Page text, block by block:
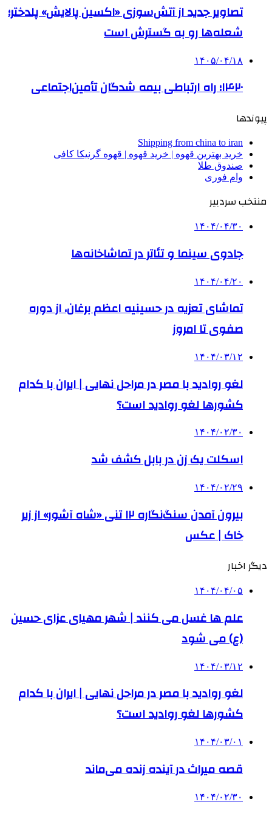
تصاویر جدید از آتش‌سوزی «اکسین پالایش» پلدختر؛
شعله‌ها رو به گسترش است
۱۴۰۵/۰۴/۱۸
۱۴۲۰؛ راه ارتباطی بیمه شدگان تأمین‌اجتماعی
پیوندها
Shipping from china to iran
خرید بهترین قهوه | خرید قهوه | قهوه گرنیکا کافی
صندوق طلا
وام فوری
منتخب سردبیر
۱۴۰۴/۰۴/۳۰
جادوی سینما و تئاتر در تماشاخانه‌ها
۱۴۰۴/۰۴/۲۰
تماشای تعزیه در حسینیه اعظم برغان، از دوره
صفوی تا امروز
۱۴۰۴/۰۳/۱۲
‌لغو روادید با مصر در مراحل نهایی | ایران با کدام
کشورها لغو روادید است؟
۱۴۰۴/۰۲/۳۰
اسکلت یک زن در بابل کشف شد
۱۴۰۴/۰۲/۲۹
بیرون آمدن سنگ‌نگاره ۱۲ تنی «شاه آشور» از زیر
خاک | عکس
دیگر اخبار
۱۴۰۴/۰۴/۰۵
علم‌ ها غسل می‌ کنند | شهر مهیای عزای حسین
(ع) می شود
۱۴۰۴/۰۳/۱۲
‌لغو روادید با مصر در مراحل نهایی | ایران با کدام
کشورها لغو روادید است؟
۱۴۰۴/۰۳/۰۱
قصه میراث در آینده زنده می‌ماند
۱۴۰۴/۰۲/۳۰